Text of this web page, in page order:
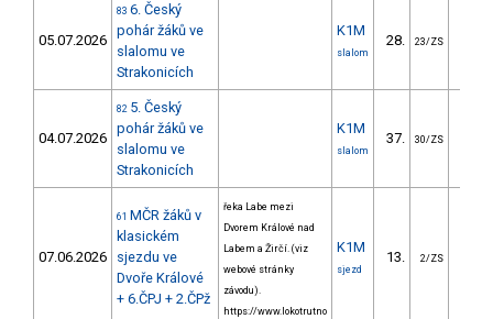
05.07.2026
83 6. Český
pohár žáků ve
slalomu ve
Strakonicích
K1M
slalom
28. 23/ZS
04.07.2026
82 5. Český
pohár žáků ve
slalomu ve
Strakonicích
K1M
slalom
37. 30/ZS
07.06.2026
61 MČR žáků v
klasickém
sjezdu ve
Dvoře Králové
+ 6.ČPJ + 2.ČPž
řeka Labe mezi
Dvorem Králové nad
Labem a Žirčí. (viz
webové stránky
závodu).
https://www.lokotrutno
K1M
sjezd
13. 2/ZS